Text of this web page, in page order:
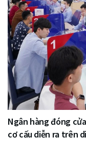
Ngân hàng đóng
cơ cấu diễn ra trên